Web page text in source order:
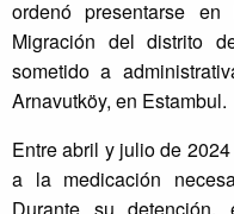
ordenó presentarse
Migración del distrito
sometido a
Arnavutköy, en Estambul.
Entre abril y julio de
a la medicación